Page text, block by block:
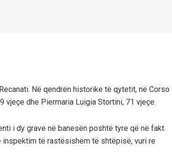
Në qendrën historike të qytetit, në Corso
vjeçe dhe Piermaria Luigia Stortini, 71 vjeçe.
i dy grave në banesën poshtë tyre që në fakt
inspektim të rastësishëm të shtëpisë, vuri re